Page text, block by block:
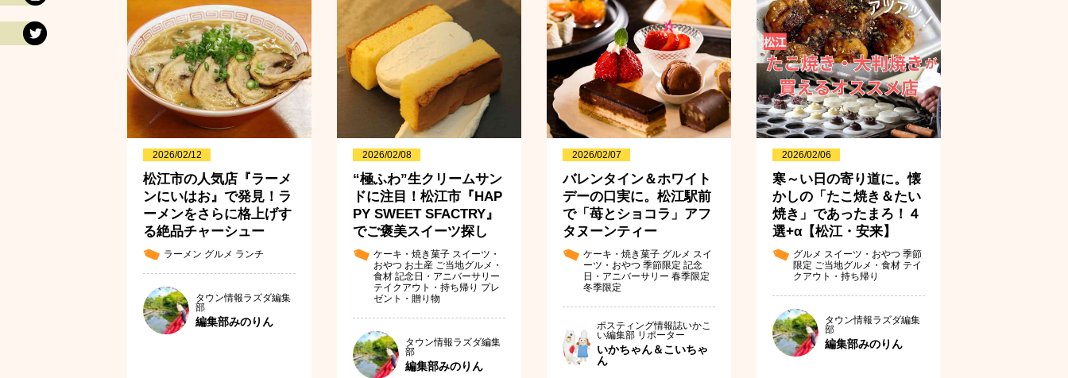
2026/02/12
松江市の人気店『ラーメ
ンにいはお』で発見！ラ
ーメンをさらに格上げす
る絶品チャーシュー
ラーメン グルメ ランチ
タウン情報ラズダ編集
部
編集部みのりん
2026/02/08
“極ふわ”生クリームサン
ドに注目！松江市『HAP
PY SWEET SFACTRY』
でご褒美スイーツ探し
ケーキ・焼き菓子 スイーツ・
おやつ お土産 ご当地グルメ・
食材 記念日・アニバーサリー
テイクアウト・持ち帰り プレ
ゼント・贈り物
タウン情報ラズダ編集
部
編集部みのりん
2026/02/07
バレンタイン＆ホワイト
デーの口実に。松江駅前
で「苺とショコラ」アフ
タヌーンティー
ケーキ・焼き菓子 グルメ スイ
ーツ・おやつ 季節限定 記念
日・アニバーサリー 春季限定
冬季限定
ポスティング情報誌いかこ
い編集部 リポーター
いかちゃん＆こいちゃ
ん
2026/02/06
寒～い日の寄り道に。懐
かしの「たこ焼き＆たい
焼き」であったまろ！４
選+α【松江・安来】
グルメ スイーツ・おやつ 季節
限定 ご当地グルメ・食材 テイ
クアウト・持ち帰り
タウン情報ラズダ編集
部
編集部みのりん